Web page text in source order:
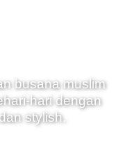
busana muslim
hari dengan
stylish.